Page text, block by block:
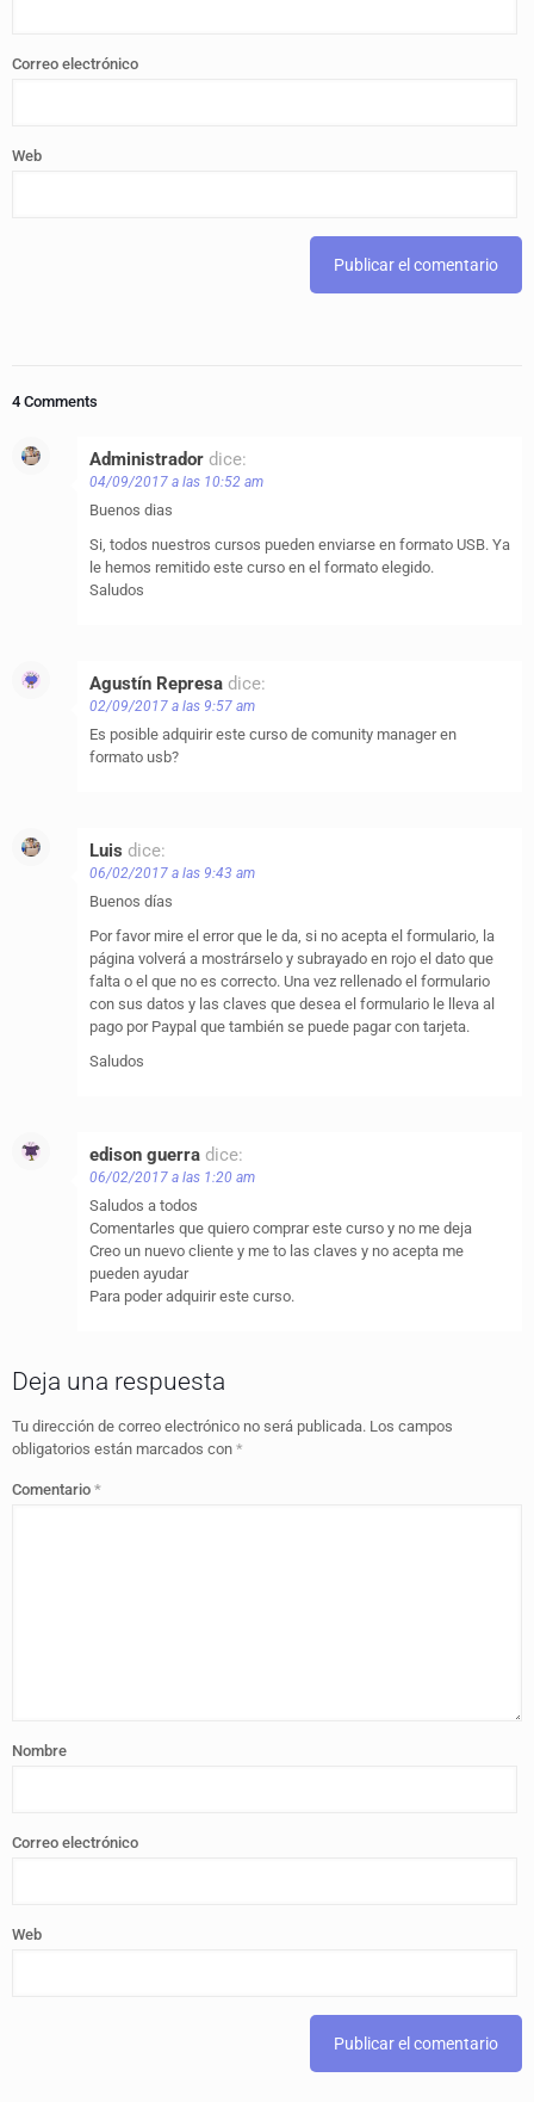
Correo electrónico
Web
4 Comments
Administrador dice:
04/09/2017 a las 10:52 am
Buenos dias
Si, todos nuestros cursos pueden enviarse en formato USB. Ya
le hemos remitido este curso en el formato elegido.
Saludos
Agustín Represa dice:
02/09/2017 a las 9:57 am
Es posible adquirir este curso de comunity manager en
formato usb?
Luis dice:
06/02/2017 a las 9:43 am
Buenos días
Por favor mire el error que le da, si no acepta el formulario, la
página volverá a mostrárselo y subrayado en rojo el dato que
falta o el que no es correcto. Una vez rellenado el formulario
con sus datos y las claves que desea el formulario le lleva al
pago por Paypal que también se puede pagar con tarjeta.
Saludos
edison guerra dice:
06/02/2017 a las 1:20 am
Saludos a todos
Comentarles que quiero comprar este curso y no me deja
Creo un nuevo cliente y me to las claves y no acepta me
pueden ayudar
Para poder adquirir este curso.
Deja una respuesta
Tu dirección de correo electrónico no será publicada. Los campos
obligatorios están marcados con *
Comentario *
Nombre
Correo electrónico
Web